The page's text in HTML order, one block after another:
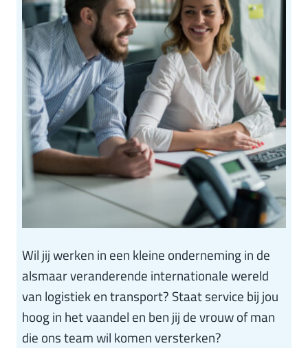
Wil jij werken in een kleine onderneming in de
alsmaar veranderende internationale wereld
van logistiek en transport? Staat service bij jou
hoog in het vaandel en ben jij de vrouw of man
die ons team wil komen versterken?